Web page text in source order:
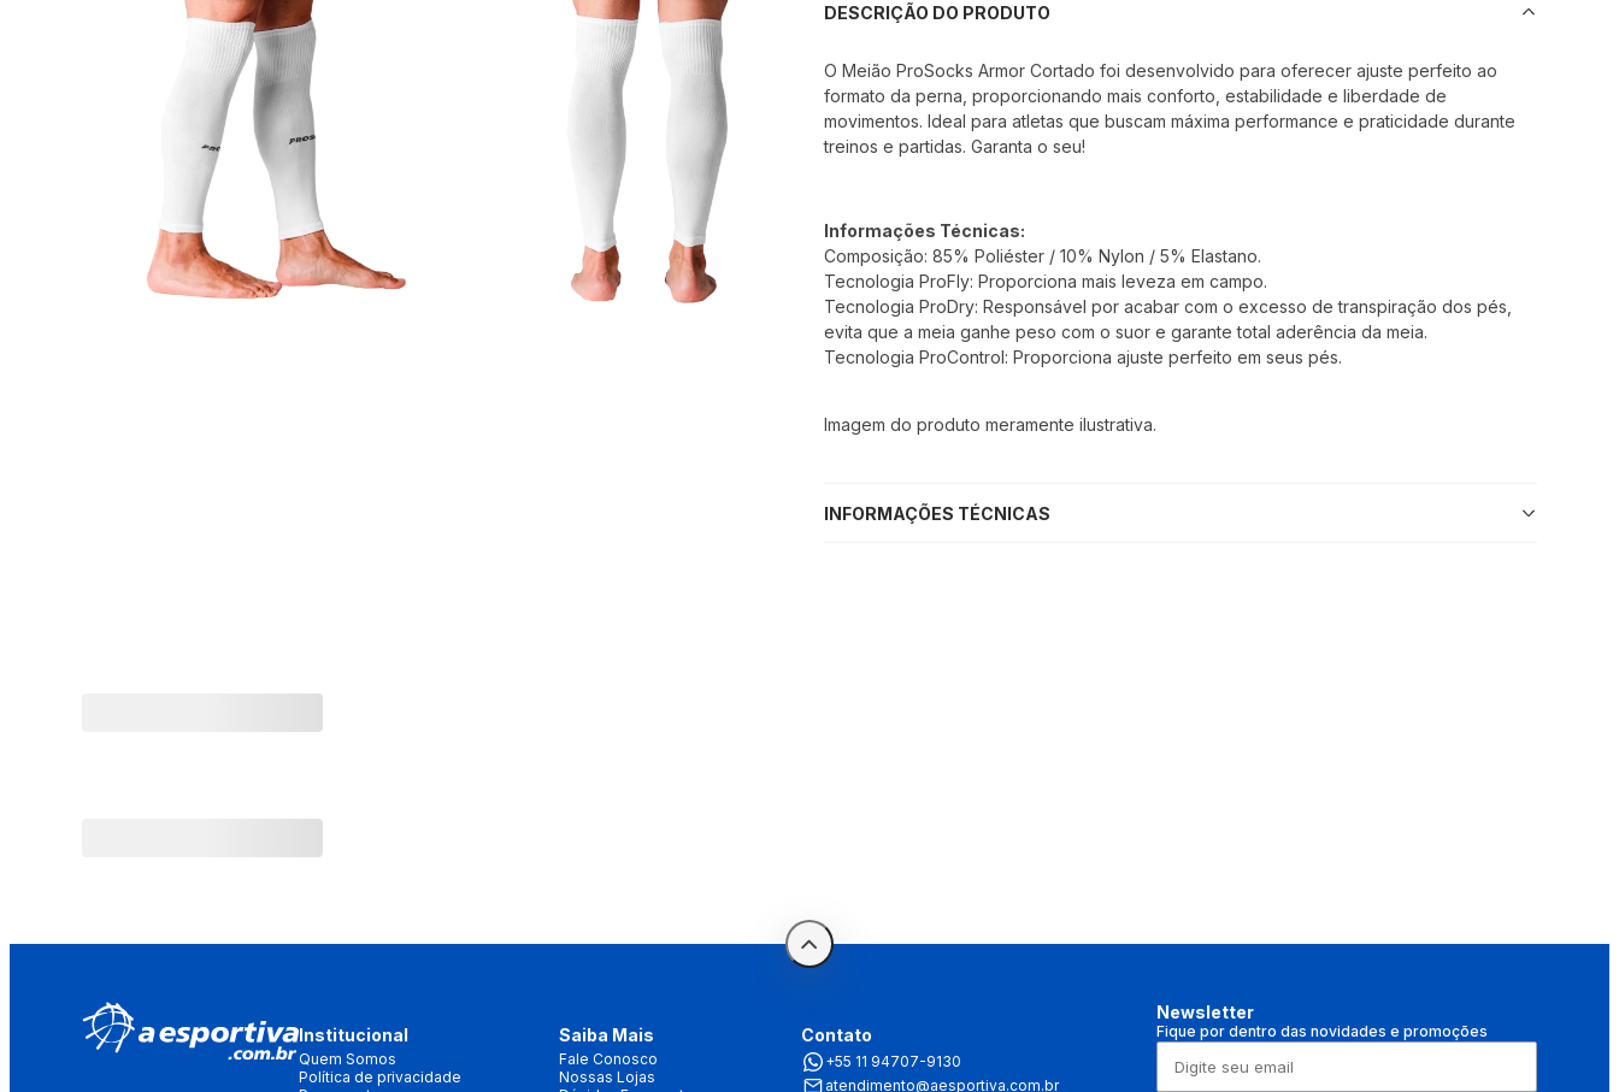
DESCRIÇÃO DO PRODUTO
O Meião ProSocks Armor Cortado foi desenvolvido para oferecer ajuste perfeito ao
formato da perna, proporcionando mais conforto, estabilidade e liberdade de
movimentos. Ideal para atletas que buscam máxima performance e praticidade durante
treinos e partidas. Garanta o seu!
Informações Técnicas:
Composição: 85% Poliéster / 10% Nylon / 5% Elastano.
Tecnologia ProFly: Proporciona mais leveza em campo.
Tecnologia ProDry: Responsável por acabar com o excesso de transpiração dos pés,
evita que a meia ganhe peso com o suor e garante total aderência da meia.
Tecnologia ProControl: Proporciona ajuste perfeito em seus pés.
Imagem do produto meramente ilustrativa.
INFORMAÇÕES TÉCNICAS
Institucional
Quem Somos
Política de privacidade
Saiba Mais
Fale Conosco
Nossas Lojas
Contato
+55 11 94707-9130
atendimento@aesportiva.com.br
Newsletter
Fique por dentro das novidades e promoções